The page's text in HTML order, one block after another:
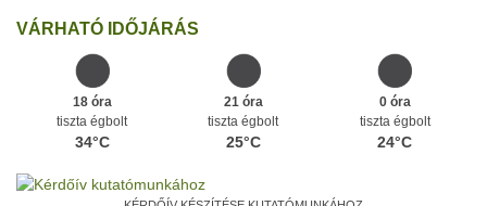
VÁRHATÓ IDŐJÁRÁS
18 óra
tiszta égbolt
34°C
21 óra
tiszta égbolt
25°C
0 óra
tiszta égbolt
24°C